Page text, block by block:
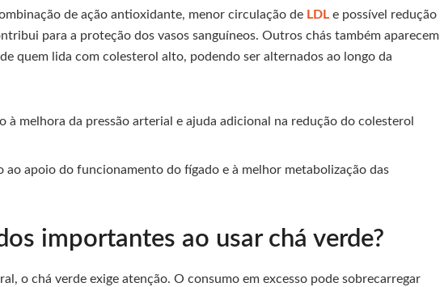
de ação antioxidante, menor circulação de LDL e possível redução
para a proteção dos vasos sanguíneos. Outros chás também aparecem
quem lida com colesterol alto, podendo ser alternados ao longo da
à melhora da pressão arterial e ajuda adicional na redução do colesterol
ao apoio do funcionamento do fígado e à melhor metabolização das
importantes ao usar chá verde?
o chá verde exige atenção. O consumo em excesso pode sobrecarregar